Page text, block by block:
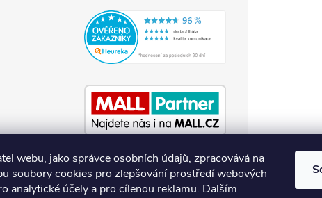
webu, jako správce osobních údajů, zpracovává na
soubory cookies pro zlepšování prostředí webových
analytické účely a pro cílenou reklamu. Dalším